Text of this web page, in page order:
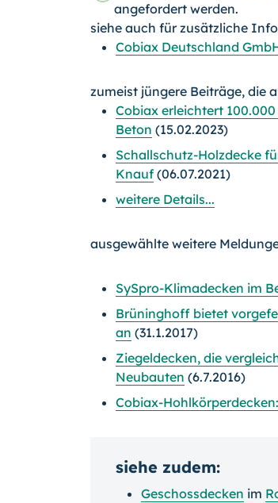
angefordert werden.
siehe auch für zusätzliche
Cobiax Deutschland
zumeist jüngere Beiträge, die
Cobiax erleichtert
Beton (15.02.2023)
Schallschutz-Holzdecke
Knauf (06.07.2021)
weitere Details...
ausgewählte weitere
SySpro-Klimadecken im
Brüninghoff bietet
an (31.1.2017)
Ziegeldecken, die
Neubauten (6.7.2016)
Cobiax-
siehe zudem:
Geschossdecken im